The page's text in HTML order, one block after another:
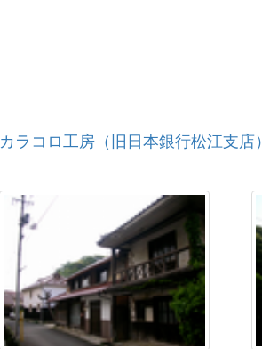
カラコロ工房（旧日本銀行松江支店